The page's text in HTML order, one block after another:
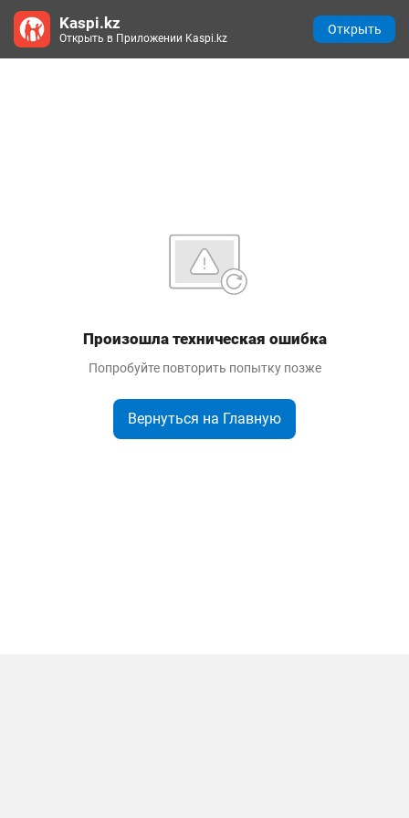
Произошла техническая ошибка
Попробуйте повторить попытку позже
Вернуться на Главную
Kaspi.kz
Открыть в Приложении Kaspi.kz
Открыть